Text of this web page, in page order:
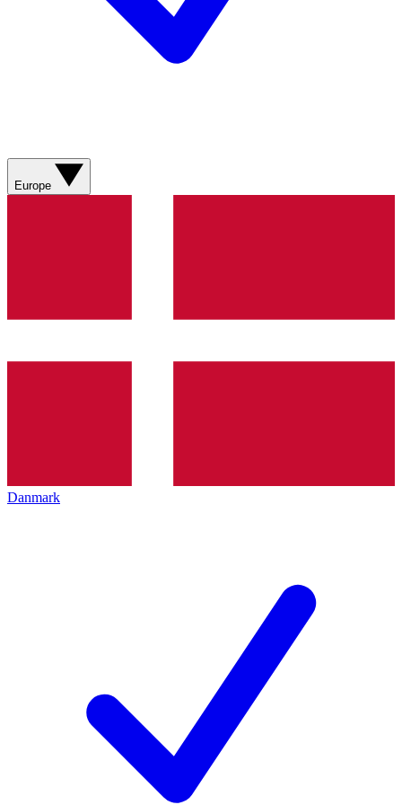
Europe
Danmark